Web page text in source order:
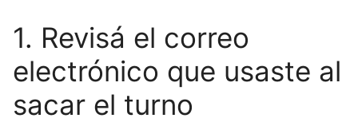
1. Revisá el correo
electrónico que usaste al
sacar el turno